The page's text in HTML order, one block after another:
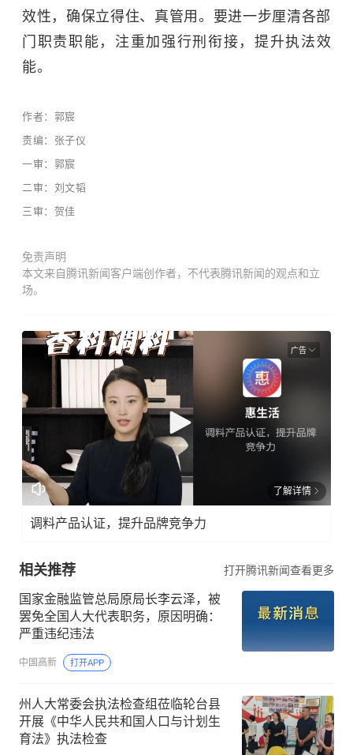
效性，确保立得住、真管用。要进一步厘清各部
门职责职能，注重加强行刑衔接，提升执法效
能。
作者：郭宸
责编：张子仪
一审：郭宸
二审：刘文韬
三审：贺佳
免责声明
本文来自腾讯新闻客户端创作者，不代表腾讯新闻的观点和立
场。
广告
了解详情
调料产品认证，提升品牌竞争力
相关推荐 打开腾讯新闻查看更多
国家金融监管总局原局长李云泽，被
罢免全国人大代表职务，原因明确：
严重违纪违法
中国高新 打开APP
州人大常委会执法检查组莅临轮台县
开展《中华人民共和国人口与计划生
育法》执法检查